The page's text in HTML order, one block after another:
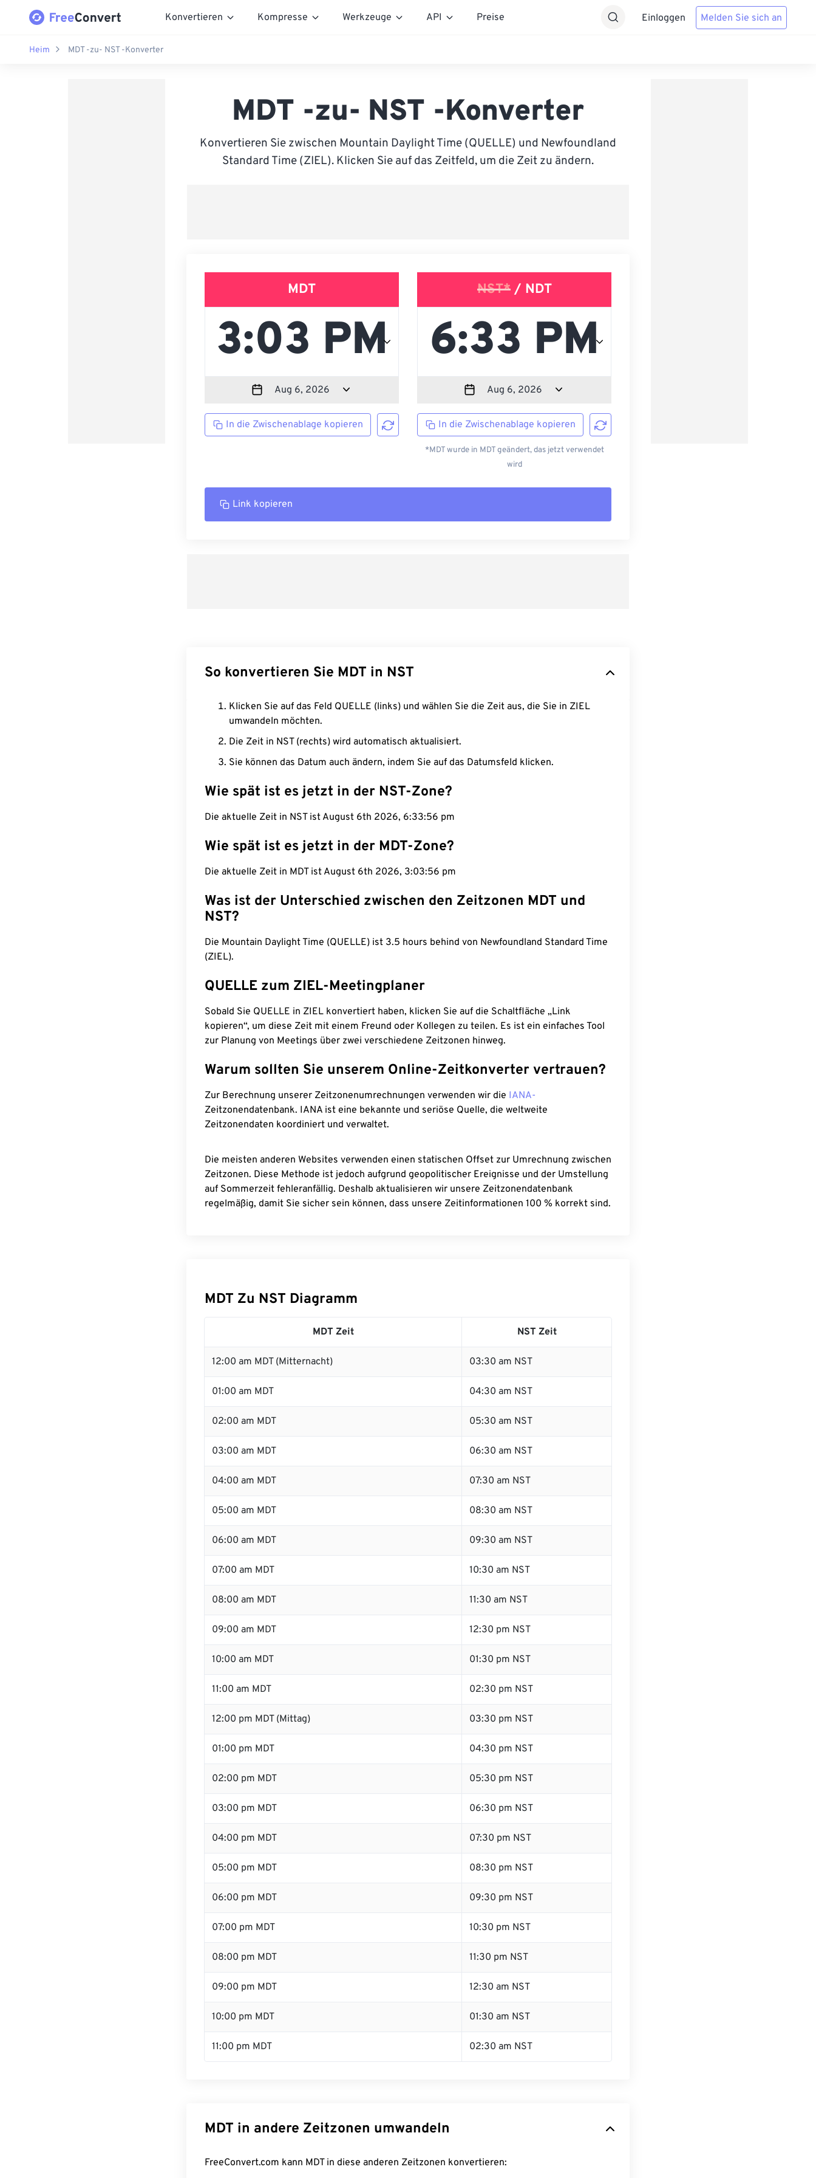
Konvertieren Kompresse Werkzeuge API Preise Einloggen Melden Sie sich an
Heim MDT -zu- NST -Konverter
MDT -zu- NST -Konverter
Konvertieren Sie zwischen Mountain Daylight Time (QUELLE) und Newfoundland
Standard Time (ZIEL). Klicken Sie auf das Zeitfeld, um die Zeit zu ändern.
MDT
In die Zwischenablage kopieren
NST*/ NDT
In die Zwischenablage kopieren
*MDT wurde in MDT geändert, das jetzt verwendet
wird
Link kopieren
So konvertieren Sie MDT in NST
Klicken Sie auf das Feld QUELLE (links) und wählen Sie die Zeit aus, die Sie in ZIEL
umwandeln möchten.
Die Zeit in NST (rechts) wird automatisch aktualisiert.
Sie können das Datum auch ändern, indem Sie auf das Datumsfeld klicken.
Wie spät ist es jetzt in der NST-Zone?
Die aktuelle Zeit in NST ist August 6th 2026, 6:33:57 pm
Wie spät ist es jetzt in der MDT-Zone?
Die aktuelle Zeit in MDT ist August 6th 2026, 3:03:57 pm
Was ist der Unterschied zwischen den Zeitzonen MDT und
NST?
Die Mountain Daylight Time (QUELLE) ist 3.5 hours behind von Newfoundland Standard Time
(ZIEL).
QUELLE zum ZIEL-Meetingplaner
Sobald Sie QUELLE in ZIEL konvertiert haben, klicken Sie auf die Schaltfläche „Link
kopieren“, um diese Zeit mit einem Freund oder Kollegen zu teilen. Es ist ein einfaches Tool
zur Planung von Meetings über zwei verschiedene Zeitzonen hinweg.
Warum sollten Sie unserem Online-Zeitkonverter vertrauen?
Zur Berechnung unserer Zeitzonenumrechnungen verwenden wir die IANA-
Zeitzonendatenbank. IANA ist eine bekannte und seriöse Quelle, die weltweite
Zeitzonendaten koordiniert und verwaltet.
Die meisten anderen Websites verwenden einen statischen Offset zur Umrechnung zwischen
Zeitzonen. Diese Methode ist jedoch aufgrund geopolitischer Ereignisse und der Umstellung
auf Sommerzeit fehleranfällig. Deshalb aktualisieren wir unsere Zeitzonendatenbank
regelmäßig, damit Sie sicher sein können, dass unsere Zeitinformationen 100 % korrekt sind.
MDT Zu NST Diagramm
MDT Zeit NST Zeit
12:00 am MDT (Mitternacht) 03:30 am NST
01:00 am MDT 04:30 am NST
02:00 am MDT 05:30 am NST
03:00 am MDT 06:30 am NST
04:00 am MDT 07:30 am NST
05:00 am MDT 08:30 am NST
06:00 am MDT 09:30 am NST
07:00 am MDT 10:30 am NST
08:00 am MDT 11:30 am NST
09:00 am MDT 12:30 pm NST
10:00 am MDT 01:30 pm NST
11:00 am MDT 02:30 pm NST
12:00 pm MDT (Mittag) 03:30 pm NST
01:00 pm MDT 04:30 pm NST
02:00 pm MDT 05:30 pm NST
03:00 pm MDT 06:30 pm NST
04:00 pm MDT 07:30 pm NST
05:00 pm MDT 08:30 pm NST
06:00 pm MDT 09:30 pm NST
07:00 pm MDT 10:30 pm NST
08:00 pm MDT 11:30 pm NST
09:00 pm MDT 12:30 am NST
10:00 pm MDT 01:30 am NST
11:00 pm MDT 02:30 am NST
MDT in andere Zeitzonen umwandeln
FreeConvert.com kann MDT in diese anderen Zeitzonen konvertieren: